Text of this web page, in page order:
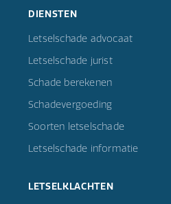
DIENSTEN
Letselschade advocaat
Letselschade jurist
Schade berekenen
Schadevergoeding
Soorten letselschade
Letselschade informatie
LETSELKLACHTEN